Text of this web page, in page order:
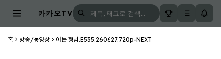
카카오TV
홈 방송/동영상 아는 형님.E535.260627.720p-NEXT